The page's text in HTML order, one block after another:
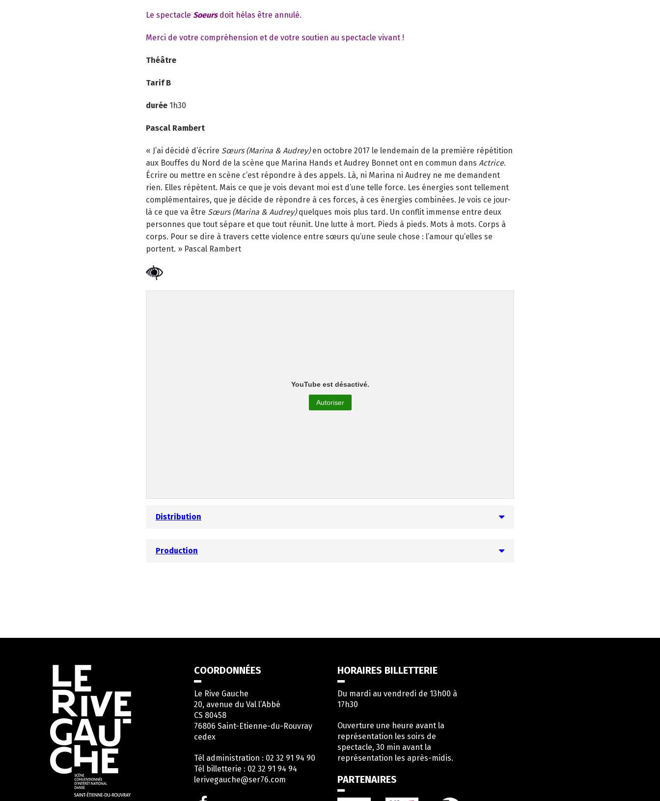
Le spectacle Soeursdoit hélas être annulé.
Merci de votre compréhension et de votre soutien au spectacle vivant !
Théâtre
Tarif B
durée 1h30
Pascal Rambert
« J’ai décidé d’écrire Sœurs (Marina & Audrey)en octobre 2017 le lendemain de la première répétition
aux Bouffes du Nord de la scène que Marina Hands et Audrey Bonnet ont en commun dans Actrice.
Écrire ou mettre en scène c’est répondre à des appels. Là, ni Marina ni Audrey ne me demandent
rien. Elles répètent. Mais ce que je vois devant moi est d’une telle force. Les énergies sont tellement
complémentaires, que je décide de répondre à ces forces, à ces énergies combinées. Je vois ce jour-
là ce que va être Sœurs (Marina & Audrey)quelques mois plus tard. Un conflit immense entre deux
personnes que tout sépare et que tout réunit. Une lutte à mort. Pieds à pieds. Mots à mots. Corps à
corps. Pour se dire à travers cette violence entre sœurs qu’une seule chose : l’amour qu’elles se
portent. » Pascal Rambert
YouTube est désactivé.
Autoriser
Distribution
Production
Informations
COORDONNÉES
Le Rive Gauche
20, avenue du Val l’Abbé
CS 80458
76806 Saint-Etienne-du-Rouvray
cedex
Tél administration : 02 32 91 94 90
Tél billetterie : 02 32 91 94 94
lerivegauche@ser76.com
HORAIRES BILLETTERIE
Du mardi au vendredi de 13h00 à
17h30
Ouverture une heure avant la
représentation les soirs de
spectacle, 30 min avant la
représentation les après-midis.
PARTENAIRES